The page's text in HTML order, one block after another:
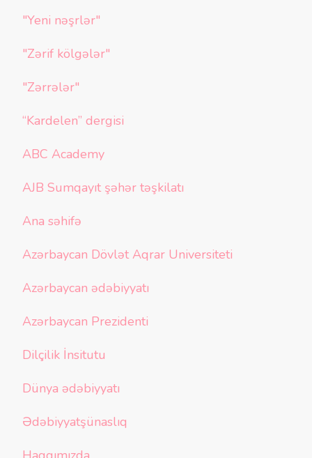
"Yeni nəşrlər"
"Zərif kölgələr"
"Zərrələr"
“Kardelen” dergisi
ABC Academy
AJB Sumqayıt şəhər təşkilatı
Ana səhifə
Azərbaycan Dövlət Aqrar Universiteti
Azərbaycan ədəbiyyatı
Azərbaycan Prezidenti
Dilçilik İnsitutu
Dünya ədəbiyyatı
Ədəbiyyatşünaslıq